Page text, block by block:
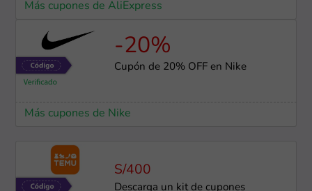
Más cupones de AliExpress
-20%
Cupón de 20% OFF en Nike
Más cupones de Nike
S/400
Descarga un kit de cupones